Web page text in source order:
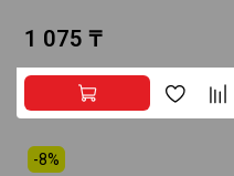
1 075 ₸
-8%